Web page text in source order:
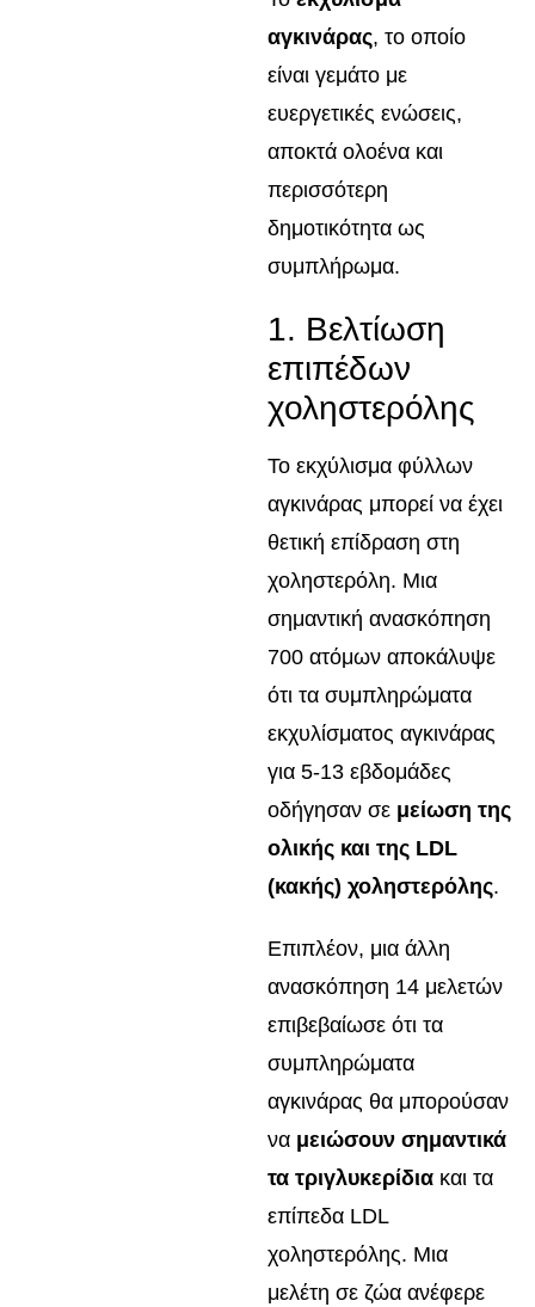
αγκινάρας, το οποίο
είναι γεμάτο με
ευεργετικές ενώσεις,
αποκτά ολοένα και
περισσότερη
δημοτικότητα ως
συμπλήρωμα.
1. Βελτίωση
επιπέδων
χοληστερόλης
Το εκχύλισμα φύλλων
αγκινάρας μπορεί να έχει
θετική επίδραση στη
χοληστερόλη. Μια
σημαντική ανασκόπηση
700 ατόμων αποκάλυψε
ότι τα συμπληρώματα
εκχυλίσματος αγκινάρας
για 5-13 εβδομάδες
οδήγησαν σε μείωση της
ολικής και της LDL
(κακής) χοληστερόλης.
Επιπλέον, μια άλλη
ανασκόπηση 14 μελετών
επιβεβαίωσε ότι τα
συμπληρώματα
αγκινάρας θα μπορούσαν
να μειώσουν σημαντικά
τα τριγλυκερίδια και τα
επίπεδα LDL
χοληστερόλης. Μια
μελέτη σε ζώα ανέφερε